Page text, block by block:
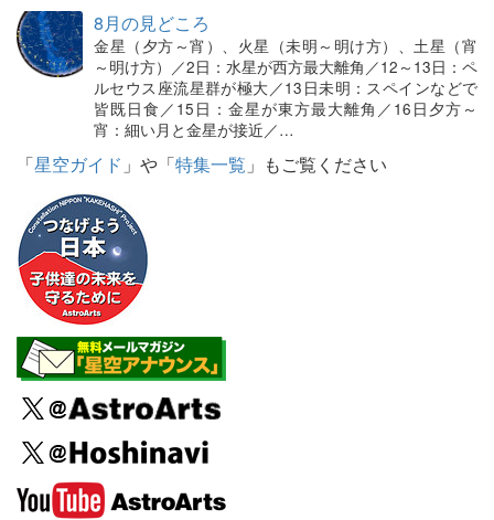
8月の見どころ
金星（夕方～宵）、火星（未明～明け方）、土星（宵
～明け方）／2日：水星が西方最大離角／12～13日：ペ
ルセウス座流星群が極大／13日未明：スペインなどで
皆既日食／15日：金星が東方最大離角／16日夕方～
宵：細い月と金星が接近／…
「星空ガイド 」や「特集一覧 」もご覧ください